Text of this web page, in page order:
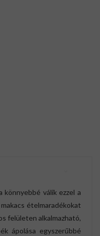
válik ezzel a
ételmaradékokat
felületen alkalmazható,
ápolása egyszerűbbé